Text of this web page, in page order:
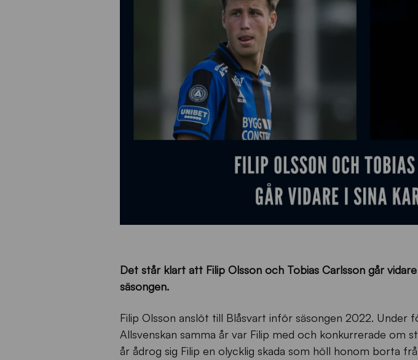
Det står klart att Filip Olsson och Tobias Carlsson går
säsongen.
Filip Olsson anslöt till Blåsvart inför säsongen 2022. Under
Allsvenskan samma år var Filip med och konkurrerade om
år ådrog sig Filip en olycklig skada som höll honom borta